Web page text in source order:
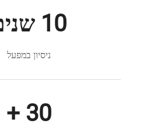
10
ניסיון במפעל
30
+